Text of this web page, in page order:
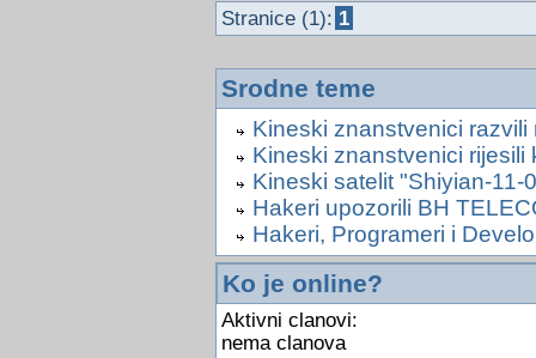
Stranice (1): 1
Srodne teme
Kineski znanstvenici
Kineski znanstvenici
Kineski satelit "Shiyian-11-
Hakeri upozorili BH
Hakeri, Programeri i
Ko je online?
Aktivni clanovi:
nema clanova